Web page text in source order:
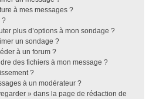
à mes messages ?
?
plus d’options à mon sondage ?
un sondage ?
à un forum ?
des fichiers à mon message ?
?
à un modérateur ?
» dans la page de rédaction de